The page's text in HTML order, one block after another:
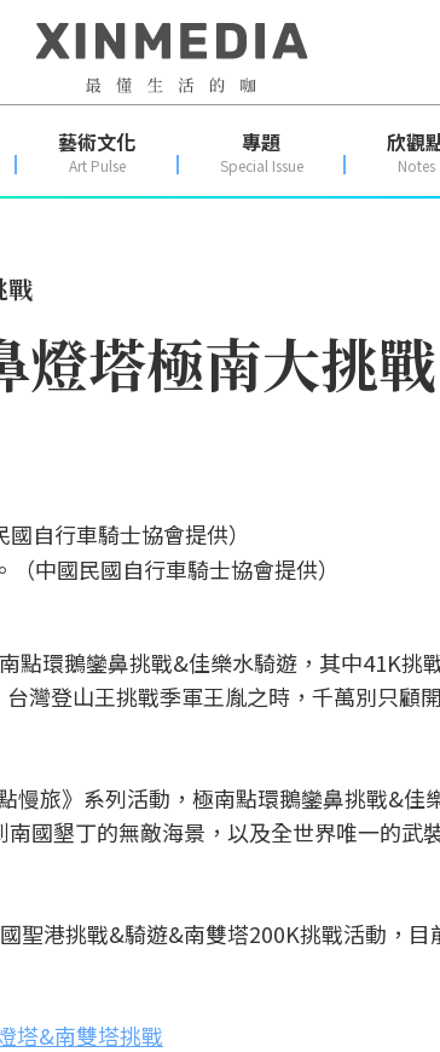
藝術文化
Art Pulse
專題
Special Issue
欣觀
Notes
戰
燈塔極南大挑戰
中國民國自行車騎士協會提供）
點環鵝鑾鼻挑戰&佳樂水騎遊，其中41K挑
灣登山王挑戰季軍王胤之時，千萬別只顧
旅》系列活動，極南點環鵝鑾鼻挑戰&佳
國墾丁的無敵海景，以及全世界唯一的武
聖港挑戰&騎遊&南雙塔200K挑戰活動，目
塔&南雙塔挑戰